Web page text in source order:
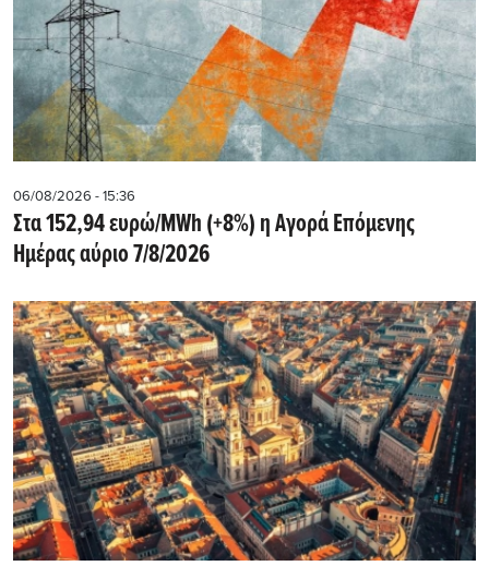
06/08/2026 - 15:36
Στα 152,94 ευρώ/MWh (+8%) η Αγορά Επόμενης
Ημέρας αύριο 7/8/2026